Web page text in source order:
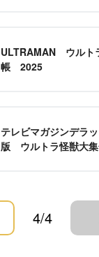
ULTRAMAN ウルト
帳 2025
テレビマガジンデラ
版 ウルトラ怪獣大
4/4